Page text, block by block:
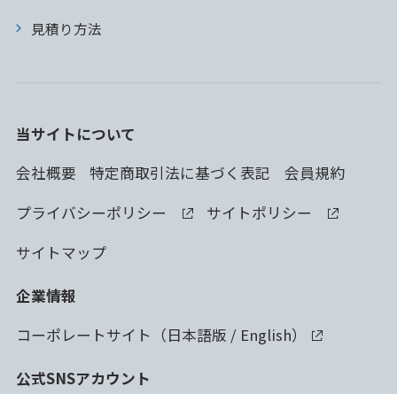
見積り方法
当サイトについて
会社概要
特定商取引法に基づく表記
会員規約
プライバシーポリシー
サイトポリシー
サイトマップ
企業情報
コーポレートサイト（日本語版 / English）
公式SNSアカウント